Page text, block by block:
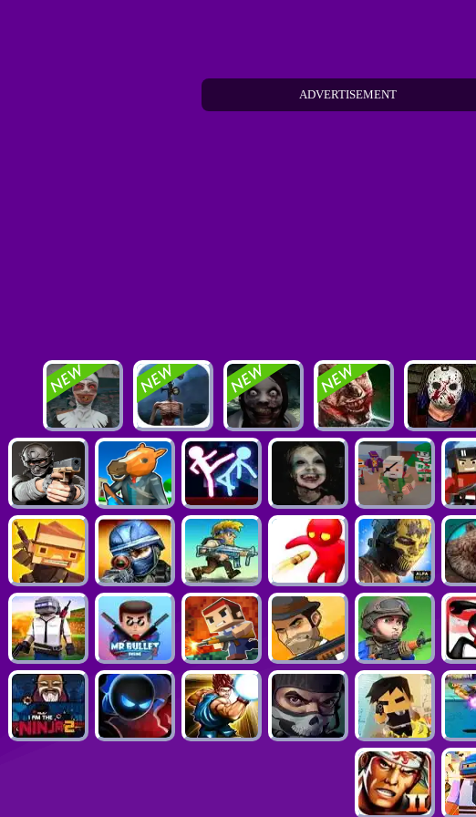
ADVERTISEMENT